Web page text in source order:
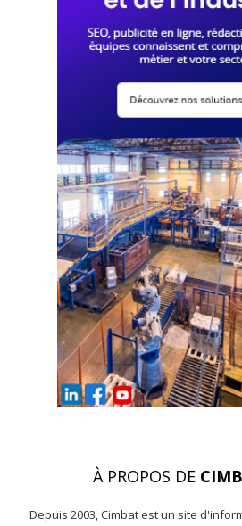
À PROPOS DE
Depuis 2003, Cimbat est un site